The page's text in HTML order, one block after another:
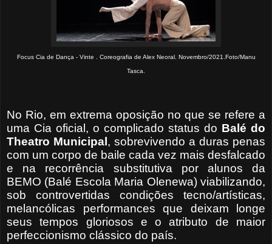
Focus Cia de Dança - Vinte . Coreografia de Alex Neoral. Novembro/2021.Foto/Manu
Tasca.
No Rio, em extrema oposição no que se refere a
uma Cia oficial, o complicado status do Balé do
Theatro Municipal , sobrevivendo a duras penas
com um corpo de baile cada vez mais desfalcado
e na recorrência substitutiva por alunos da
BEMO (Balé Escola Maria Olenewa) viabilizando,
sob controvertidas condições tecno/artísticas,
melancólicas performances que deixam longe
seus tempos gloriosos e o atributo de maior
perfeccionismo clássico do país.